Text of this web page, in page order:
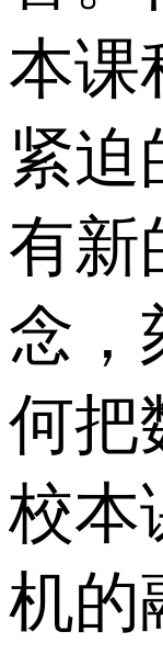
本课
紧迫
有新
念，
何把
校本
机的